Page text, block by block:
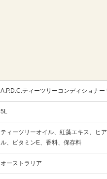
A.P.D.C.ティーツリーコンディショナー
5L
ティーツリーオイル、紅藻エキス、ヒ
ル、ビタミンE、香料、保存料
オーストラリア